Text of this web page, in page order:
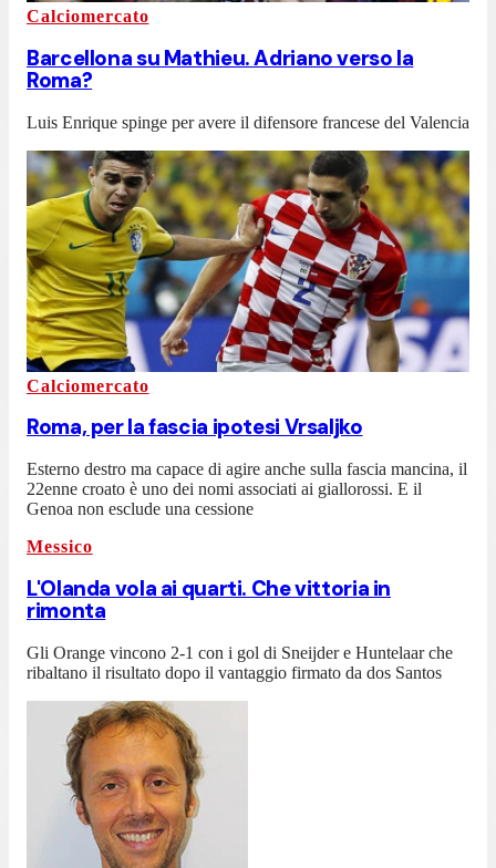
Calciomercato
Barcellona su Mathieu. Adriano verso la
Roma?
Luis Enrique spinge per avere il difensore francese del Valencia
Calciomercato
Roma, per la fascia ipotesi Vrsaljko
Esterno destro ma capace di agire anche sulla fascia mancina, il
22enne croato è uno dei nomi associati ai giallorossi. E il
Genoa non esclude una cessione
Messico
L'Olanda vola ai quarti. Che vittoria in
rimonta
Gli Orange vincono 2-1 con i gol di Sneijder e Huntelaar che
ribaltano il risultato dopo il vantaggio firmato da dos Santos